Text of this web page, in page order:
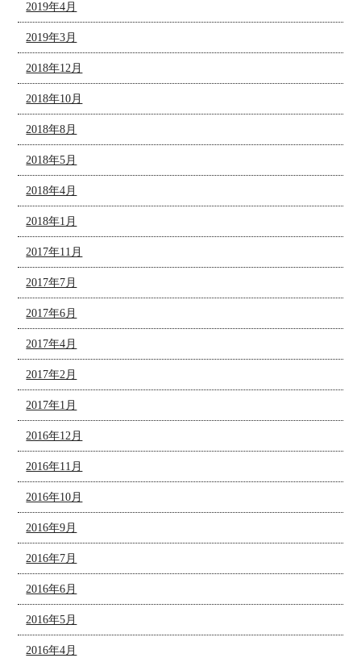
2019年4月
2019年3月
2018年12月
2018年10月
2018年8月
2018年5月
2018年4月
2018年1月
2017年11月
2017年7月
2017年6月
2017年4月
2017年2月
2017年1月
2016年12月
2016年11月
2016年10月
2016年9月
2016年7月
2016年6月
2016年5月
2016年4月